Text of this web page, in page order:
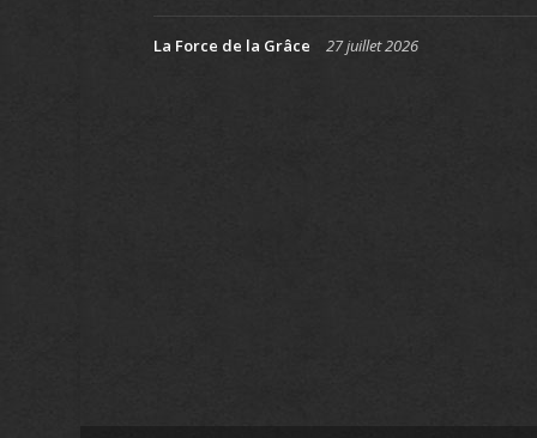
La Force de la Grâce 27 juillet 2026